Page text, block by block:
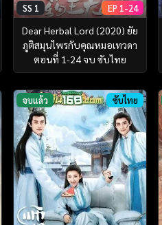
SS 1 EP 1-24
Dear Herbal Lord (2020) ยัย
ภูติสมุนไพรกับคุณหมอเทวดา
ตอนที่ 1-24 จบ ซับไทย
จบแล้ว ซับไทย